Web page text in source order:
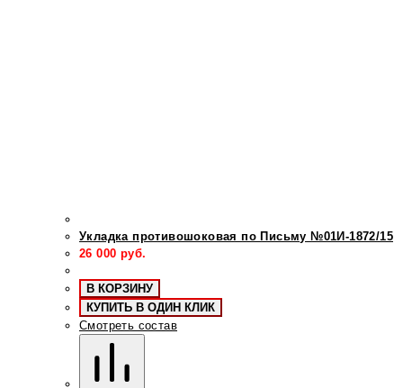
Укладка противошоковая по Письму №01И-1872/15
26 000 руб.
В КОРЗИНУ
КУПИТЬ В ОДИН КЛИК
Смотреть состав